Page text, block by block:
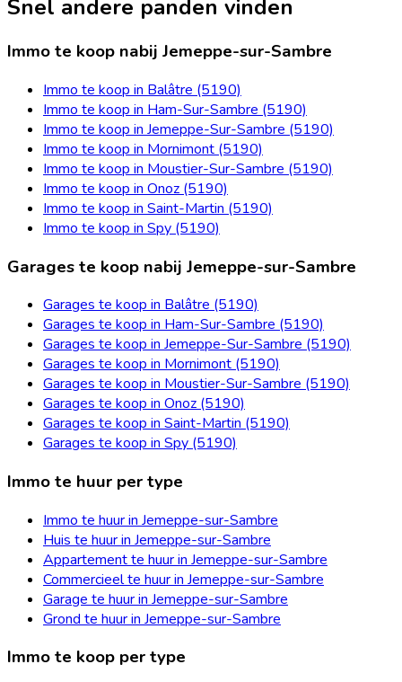
Snel andere panden vinden
Immo te koop nabij Jemeppe-sur-Sambre
Immo te koop in Balâtre (5190)
Immo te koop in Ham-Sur-Sambre (5190)
Immo te koop in Jemeppe-Sur-Sambre (5190)
Immo te koop in Mornimont (5190)
Immo te koop in Moustier-Sur-Sambre (5190)
Immo te koop in Onoz (5190)
Immo te koop in Saint-Martin (5190)
Immo te koop in Spy (5190)
Garages te koop nabij Jemeppe-sur-Sambre
Garages te koop in Balâtre (5190)
Garages te koop in Ham-Sur-Sambre (5190)
Garages te koop in Jemeppe-Sur-Sambre (5190)
Garages te koop in Mornimont (5190)
Garages te koop in Moustier-Sur-Sambre (5190)
Garages te koop in Onoz (5190)
Garages te koop in Saint-Martin (5190)
Garages te koop in Spy (5190)
Immo te huur per type
Immo te huur in Jemeppe-sur-Sambre
Huis te huur in Jemeppe-sur-Sambre
Appartement te huur in Jemeppe-sur-Sambre
Commercieel te huur in Jemeppe-sur-Sambre
Garage te huur in Jemeppe-sur-Sambre
Grond te huur in Jemeppe-sur-Sambre
Immo te koop per type